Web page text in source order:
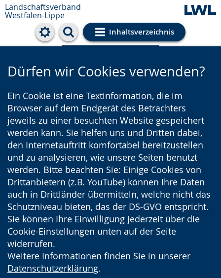
Landschaftsverband
Westfalen-Lippe
Inhaltsverzeichnis
Cookie-Einstellungen
Dürfen wir Cookies verwenden?
Ein Cookie ist eine Textinformation, die im
Browser auf dem Endgerät des Betrachters
jeweils zu einer besuchten Website gespeichert
werden kann. Sie helfen uns und Dritten dabei,
den Internetauftritt komfortabel bereitzustellen
und zu analysieren, wie unsere Seiten benutzt
werden. Bitte beachten Sie: Einige Cookies von
Drittanbietern (z.B. YouTube) können Ihre Daten
auch in Drittländer übermitteln, welche nicht das
Schutzniveau bieten, das der DS-GVO entspricht.
Sie können Ihre Einwilligung jederzeit über die
Cookie-Einstellungen unten auf der Seite
widerrufen.
Weitere Informationen finden Sie in unserer
Datenschutzerklärung.